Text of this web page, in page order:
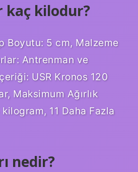
kaç kilodur?
Boyutu: 5 cm, Malzeme
Antrenman ve
USR Kronos 120
Maksimum Ağırlık
11 Daha Fazla
nedir?